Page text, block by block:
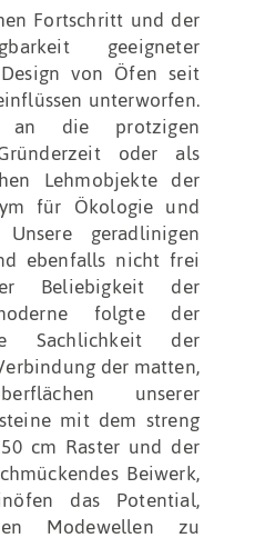
Fortschritt und der
geeigneter
von Öfen seit
unterworfen.
die protzigen
oder als
Lehmobjekte der
für Ökologie und
geradlinigen
ebenfalls nicht frei
Beliebigkeit der
folgte der
Sachlichkeit der
der matten,
unserer
mit dem streng
cm Raster und der
Beiwerk,
das Potential,
Modewellen zu